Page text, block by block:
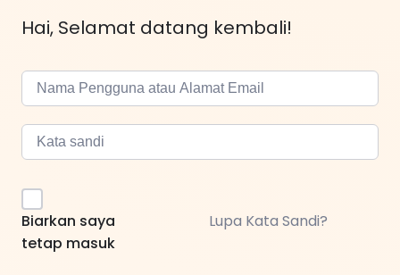
Hai, Selamat datang kembali!
Biarkan saya
tetap masuk
Lupa Kata Sandi?